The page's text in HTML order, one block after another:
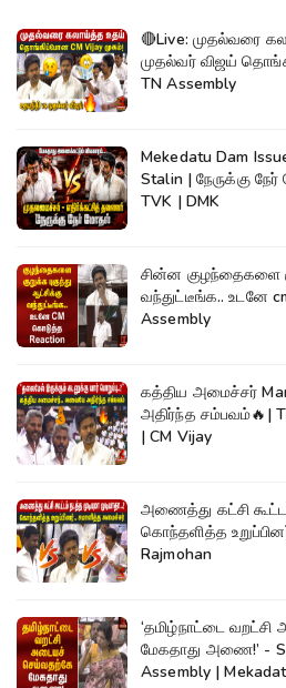
🔴Live: முதல்வரை
முதல்வர் விஜய்
TN Assembly
Mekedatu Dam
Stalin | நேருக்கு
TVK | DMK
சின்ன குழந்தைகளை
வந்துட்டீங்க.. உடனே
Assembly
கத்திய அமைச்சர்
அதிர்ந்த சம்பவம்🔥|
| CM Vijay
அணைத்து கட்சி கூட்டம்
கொந்தளித்த
Rajmohan
‘தமிழ்நாட்டை
மேகதாது அணை!’ -
Assembly |